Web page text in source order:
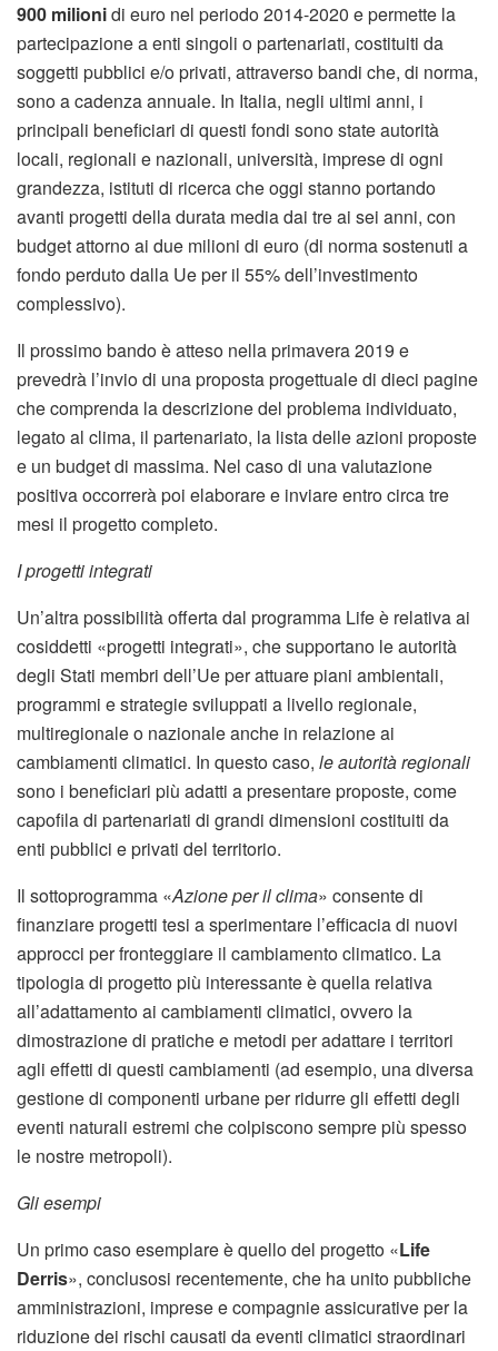
900 milionidi euro nel periodo 2014-2020 e permette la
partecipazione a enti singoli o partenariati, costituiti da
soggetti pubblici e/o privati, attraverso bandi che, di norma,
sono a cadenza annuale. In Italia, negli ultimi anni, i
principali beneficiari di questi fondi sono state autorità
locali, regionali e nazionali, università, imprese di ogni
grandezza, istituti di ricerca che oggi stanno portando
avanti progetti della durata media dai tre ai sei anni, con
budget attorno ai due milioni di euro (di norma sostenuti a
fondo perduto dalla Ue per il 55% dell’investimento
complessivo).
Il prossimo bando è atteso nella primavera 2019 e
prevedrà l’invio di una proposta progettuale di dieci pagine
che comprenda la descrizione del problema individuato,
legato al clima, il partenariato, la lista delle azioni proposte
e un budget di massima. Nel caso di una valutazione
positiva occorrerà poi elaborare e inviare entro circa tre
mesi il progetto completo.
I progetti integrati
Un’altra possibilità offerta dal programma Life è relativa ai
cosiddetti «progetti integrati», che supportano le autorità
degli Stati membri dell’Ue per attuare piani ambientali,
programmi e strategie sviluppati a livello regionale,
multiregionale o nazionale anche in relazione ai
cambiamenti climatici. In questo caso, le autorità regionali
sono i beneficiari più adatti a presentare proposte, come
capofila di partenariati di grandi dimensioni costituiti da
enti pubblici e privati del territorio.
Il sottoprogramma «Azione per il clima» consente di
finanziare progetti tesi a sperimentare l’efficacia di nuovi
approcci per fronteggiare il cambiamento climatico. La
tipologia di progetto più interessante è quella relativa
all’adattamento ai cambiamenti climatici, ovvero la
dimostrazione di pratiche e metodi per adattare i territori
agli effetti di questi cambiamenti (ad esempio, una diversa
gestione di componenti urbane per ridurre gli effetti degli
eventi naturali estremi che colpiscono sempre più spesso
le nostre metropoli).
Gli esempi
Un primo caso esemplare è quello del progetto «Life
Derris», conclusosi recentemente, che ha unito pubbliche
amministrazioni, imprese e compagnie assicurative per la
riduzione dei rischi causati da eventi climatici straordinari